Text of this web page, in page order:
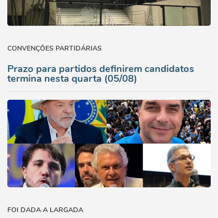
CONVENÇÕES PARTIDÁRIAS
Prazo para partidos definirem candidatos
termina nesta quarta (05/08)
FOI DADA A LARGADA